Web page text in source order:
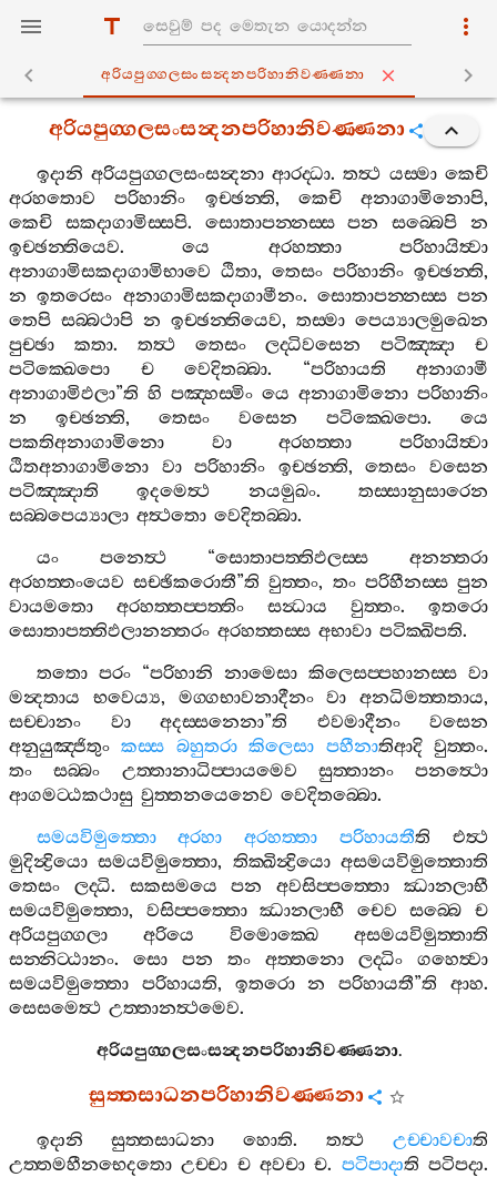
අරියපුග‍්ගලසංසන්‍දනපරිහානිවණ‍්ණනා
අරියපුග‍්ගලසංසන්‍දනපරිහානිවණ‍්ණනා
ඉදානි අරියපුග‍්ගලසංසන්‍දනා ආරද‍්ධා.තත්‍ථ යස‍්මා කෙචි
අරහතොව
පරිහානිං ඉච‍්ඡන‍්ති, කෙචි අනාගාමිනොපි,
කෙචි
සකදාගාමිස‍්සපි. සොතාපන‍්නස‍්ස පන සබ‍්බෙපි
න
ඉච‍්ඡන‍්තියෙව.යෙ අරහත‍්තා
පරිහායිත්‍වා
අනාගාමිසකදාගාමිභාවෙ ඨිතා, තෙසං පරිහානිං ඉච‍්ඡන‍්ති,
න ඉතරෙසං අනාගාමිසකදාගාමීනං. සොතාපන‍්නස‍්ස පන
තෙපි සබ‍්බථාපි න ඉච‍්ඡන‍්තියෙව, තස‍්මා පෙය්‍යාලමුඛෙන
පුච‍්ඡා
කතා. තත්‍ථ තෙසං ලද‍්ධිවසෙන පටිඤ‍්ඤා
ච
පටික‍්ඛෙපො
ච වෙදිතබ‍්බා. “පරිහායති
අනාගාමී
අනාගාමිඵලා”ති හි පඤ‍්හස‍්මිං යෙ අනාගාමිනො පරිහානිං
න
ඉච‍්ඡන‍්ති, තෙසං වසෙන පටික‍්ඛෙපො. යෙ
පකතිඅනාගාමිනො
වා අරහත‍්තා
පරිහායිත්‍වා
ඨිතඅනාගාමිනො
වා පරිහානිං ඉච‍්ඡන‍්ති,තෙසං
වසෙන
පටිඤ‍්ඤාති
ඉදමෙත්‍ථ නයමුඛං.තස‍්සානුසාරෙන
සබ‍්බපෙය්‍යාලා අත්‍ථතො වෙදිතබ‍්බා.
යං
පනෙත්‍ථ“සොතාපත‍්තිඵලස‍්ස
අනන‍්තරා
අරහත‍්තංයෙව සච‍්ඡිකරොතී”ති වුත‍්තං, තං පරිහීනස‍්ස පුන
වායමතො
අරහත‍්තප‍්පත‍්තිං සන්‍ධාය වුත‍්තං. ඉතරො
සොතාපත‍්තිඵලානන‍්තරං අරහත‍්තස‍්ස අභාවා පටික‍්ඛිපති.
තතො පරං“පරිහානි නාමෙසා කිලෙසප‍්පහානස‍්ස වා
මන්‍දතාය
භවෙය්‍ය, මග‍්ගභාවනාදීනං වා අනධිමත‍්තතාය,
සච‍්චානං
වා අදස‍්සනෙනා”ති එවමාදීනං
වසෙන
අනුයුඤ‍්ජිතුං කස‍්ස බහුතරා කිලෙසා පහීනාතිආදි වුත‍්තං.
තං
සබ‍්බං උත‍්තානාධිප‍්පායමෙව සුත‍්තානං
පනත්‍ථො
ආගමට‍්ඨකථාසු වුත‍්තනයෙනෙව වෙදිතබ‍්බො.
සමයවිමුත‍්තො
අරහා අරහත‍්තා පරිහායතීති
එත්‍ථ
මුදින්‍ද්‍රියො සමයවිමුත‍්තො, තික‍්ඛින්‍ද්‍රියො අසමයවිමුත‍්තොති
තෙසං
ලද‍්ධි. සකසමයෙ පන අවසිප‍්පත‍්තො
ඣානලාභී
සමයවිමුත‍්තො, වසිප‍්පත‍්තො ඣානලාභී චෙව සබ‍්බෙ
ච
අරියපුග‍්ගලා
අරියෙ විමොක‍්ඛෙ
අසමයවිමුත‍්තාති
සන‍්නිට‍්ඨානං. සො පන තං අත‍්තනො ලද‍්ධිං
ගහෙත්‍වා
සමයවිමුත‍්තො
පරිහායති, ඉතරො න පරිහායතී”ති ආහ.
සෙසමෙත්‍ථ උත‍්තානත්‍ථමෙව.
අරියපුග‍්ගලසංසන්‍දනපරිහානිවණ‍්ණනා.
සුත‍්තසාධනපරිහානිවණ‍්ණනා
ඉදානි සුත‍්තසාධනා හොති.තත්‍ථ උච‍්චාවචාති
උත‍්තමහීනභෙදතො උච‍්චා ච අවචා ච. පටිපාදාති පටිපදා.